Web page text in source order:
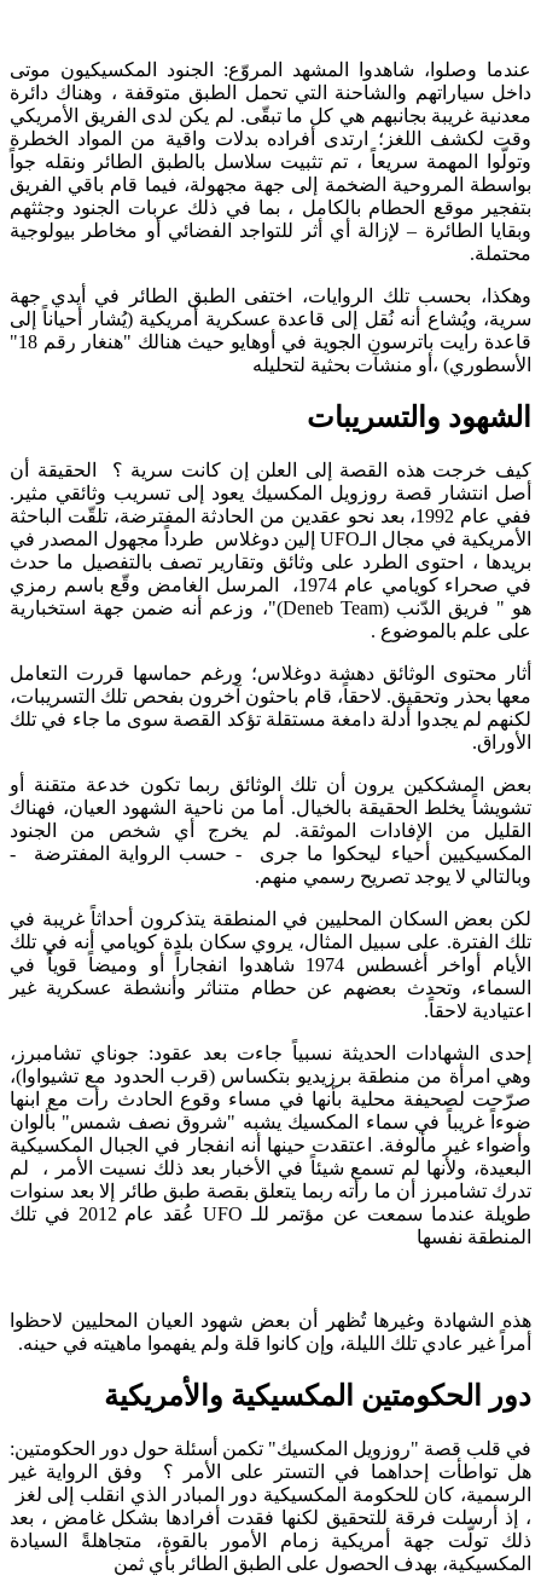
عندما وصلوا، شاهدوا المشهد المروّع: الجنود المكسيكيون موتى
داخل سياراتهم والشاحنة التي تحمل الطبق متوقفة​ ، وهناك دائرة
معدنية غريبة بجانبهم هي كل ما تبقّى. لم يكن لدى الفريق الأمريكي
وقت لكشف اللغز؛ ارتدى أفراده بدلات واقية من المواد الخطرة
وتولّوا المهمة سريعاً ، تم تثبيت سلاسل بالطبق الطائر ونقله جواً
بواسطة المروحية الضخمة إلى جهة مجهولة، فيما قام باقي الفريق
بتفجير موقع الحطام بالكامل ، بما في ذلك عربات الجنود وجثثهم
وبقايا الطائرة – لإزالة أي أثر للتواجد الفضائي أو مخاطر بيولوجية
محتملة​.
وهكذا، بحسب تلك الروايات، اختفى الطبق الطائر في أيدي جهة
سرية، ويُشاع أنه نُقل إلى قاعدة عسكرية أمريكية (يُشار أحياناً إلى
قاعدة رايت باترسون الجوية في أوهايو حيث هنالك "هنغار رقم 18"
الأسطوري) ،أو منشآت بحثية لتحليله​
الشهود والتسريبات
كيف خرجت هذه القصة إلى العلن إن كانت سرية ؟ الحقيقة أن
أصل انتشار قصة روزويل المكسيك يعود إلى تسريب وثائقي مثير.
ففي عام 1992، بعد نحو عقدين من الحادثة المفترضة، تلقّت الباحثة
الأمريكية في مجال الـUFO إلين دوغلاس طرداً مجهول المصدر في
بريدها​ ، احتوى الطرد على وثائق وتقارير تصف بالتفصيل ما حدث
في صحراء كويامي عام 1974​، المرسل الغامض وقّع باسم رمزي
هو " فريق الدّنب (Deneb Team)"، وزعم أنه ضمن جهة استخبارية
على علم بالموضوع​ .
أثار محتوى الوثائق دهشة دوغلاس؛ ورغم حماسها قررت التعامل
معها بحذر وتحقيق. لاحقاً، قام باحثون آخرون بفحص تلك التسريبات،
لكنهم لم يجدوا أدلة دامغة مستقلة تؤكد القصة سوى ما جاء في تلك
الأوراق.​
بعض المشككين يرون أن تلك الوثائق ربما تكون خدعة متقنة أو
تشويشاً يخلط الحقيقة بالخيال. أما من ناحية الشهود العيان، فهناك
القليل من الإفادات الموثقة. لم يخرج أي شخص من الجنود
المكسيكيين أحياء ليحكوا ما جرى - حسب الرواية المفترضة -
وبالتالي لا يوجد تصريح رسمي منهم.
لكن بعض السكان المحليين في المنطقة يتذكرون أحداثاً غريبة في
تلك الفترة. على سبيل المثال، يروي سكان بلدة كويامي أنه في تلك
الأيام أواخر أغسطس 1974 شاهدوا انفجاراً أو وميضاً قوياً في
السماء، وتحدث بعضهم عن حطام متناثر وأنشطة عسكرية غير
اعتيادية لاحقاً​.
إحدى الشهادات الحديثة نسبياً جاءت بعد عقود: جوناي تشامبرز،
وهي امرأة من منطقة برزيديو بتكساس (قرب الحدود مع تشيواوا)،
صرّحت لصحيفة محلية بأنها في مساء وقوع الحادث رأت مع ابنها
ضوءاً غريباً في سماء المكسيك يشبه "شروق نصف شمس" بألوان
وأضواء غير مألوفة​. اعتقدت حينها أنه انفجار في الجبال المكسيكية
البعيدة، ولأنها لم تسمع شيئاً في الأخبار بعد ذلك نسيت الأمر​ ، لم
تدرك تشامبرز أن ما رأته ربما يتعلق بقصة طبق طائر إلا بعد سنوات
طويلة عندما سمعت عن مؤتمر للـ UFO عُقد عام 2012 في تلك
المنطقة نفسها​
هذه الشهادة وغيرها تُظهر أن بعض شهود العيان المحليين لاحظوا
أمراً غير عادي تلك الليلة، وإن كانوا قلة ولم يفهموا ماهيته في حينه.
دور الحكومتين المكسيكية والأمريكية
في قلب قصة "روزويل المكسيك" تكمن أسئلة حول دور الحكومتين:
هل تواطأت إحداهما في التستر على الأمر ؟ وفق الرواية غير
الرسمية، كان للحكومة المكسيكية دور المبادر الذي انقلب إلى لغز
، إذ أرسلت فرقة للتحقيق لكنها فقدت أفرادها بشكل غامض​ ، بعد
ذلك تولّت جهة أمريكية زمام الأمور بالقوة، متجاهلةً السيادة
المكسيكية، بهدف الحصول على الطبق الطائر بأي ثمن​